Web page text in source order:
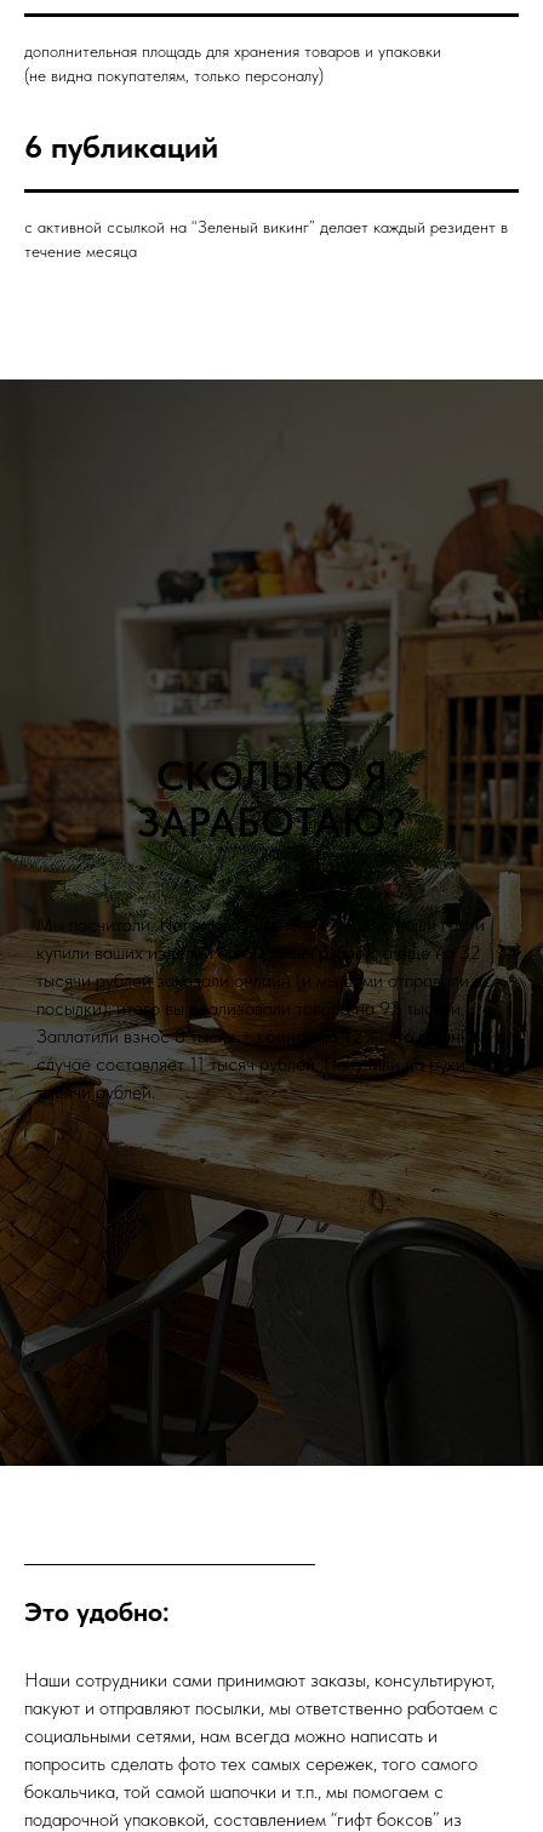
дополнительная площадь для хранения товаров и упаковки
(не видна покупателям, только персоналу)
6 публикаций
с активной ссылкой на “Зеленый викинг” делает каждый резидент в
течение месяца
СКОЛЬКО Я
ЗАРАБОТАЮ?
Мы посчитали. Например, в течение месяца наши гости
купили ваших изделий на 60 тысяч рублей, а еще на 32
тысячи рублей заказали онлайн (и мы сами отправили все
посылки); итого вы реализовали товара на 92 тысячи.
Заплатили взнос 8 тысяч + комиссию 12%, что в данном
случае составляет 11 тысяч рублей. Получили на руки 73
тысячи рублей.
Это удобно:
Наши сотрудники сами принимают заказы, консультируют,
пакуют и отправляют посылки, мы ответственно работаем с
социальными сетями, нам всегда можно написать и
попросить сделать фото тех самых сережек, того самого
бокальчика, той самой шапочки и т.п., мы помогаем с
подарочной упаковкой, составлением “гифт боксов” из